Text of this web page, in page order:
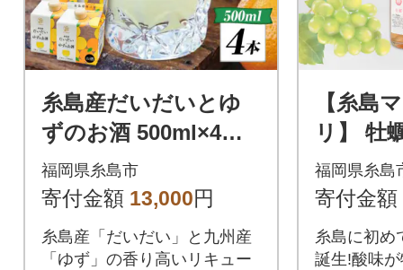
糸島産だいだいとゆ
ずのお酒 500ml×4本
セット 山口食品工業
株式会社[ABI003]
福岡県糸島市
寄付金額 13,000円
糸島産「だいだい」と九州産
「ゆず」の香り高いリキュー
【糸島
リ】 牡
糸島市/
しま
福岡県糸島
寄付金額
糸島に初め
誕生!酸味